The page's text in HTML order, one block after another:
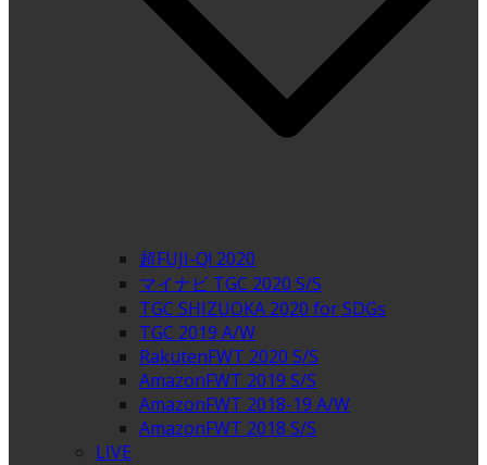
超FUJI-Q! 2020
マイナビ TGC 2020 S/S
TGC SHIZUOKA 2020 for SDGs
TGC 2019 A/W
RakutenFWT 2020 S/S
AmazonFWT 2019 S/S
AmazonFWT 2018-19 A/W
AmazonFWT 2018 S/S
LIVE